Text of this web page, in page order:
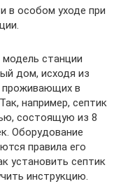
в особом уходе при
станции
дом, исходя из
проживающих в
например, септик
состоящую из 8
Оборудование
правила его
установить септик
инструкцию.